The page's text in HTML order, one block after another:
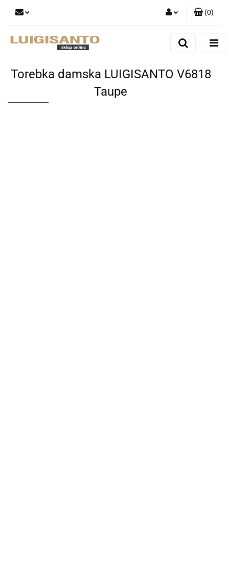
Dodaj zgłoszenie
(0)
Torebka damska LUIGISANTO V6818
Taupe